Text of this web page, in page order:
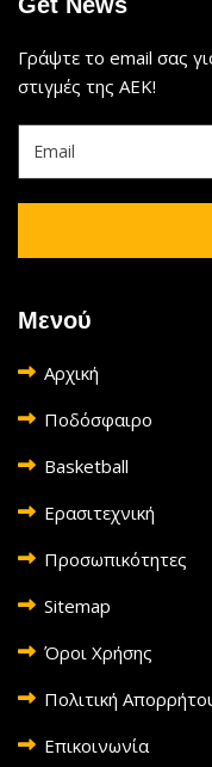
Γράψτε το email σας
στιγμές της ΑΕΚ!
Μενού
Αρχική
Ποδόσφαιρο
Basketball
Ερασιτεχνική
Προσωπικότητες
Sitemap
Όροι Χρήσης
Πολιτική
Επικοινωνία